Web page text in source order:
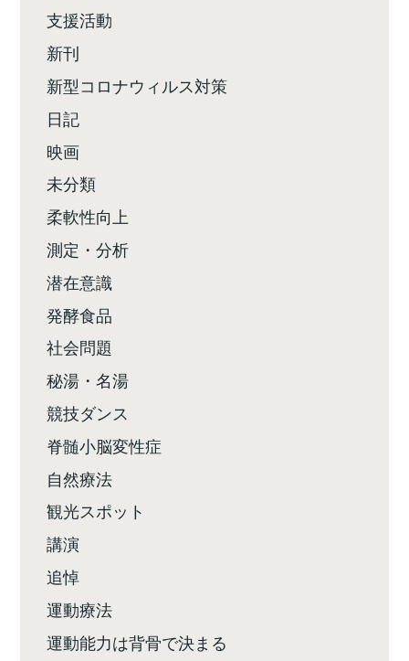
支援活動
新刊
新型コロナウィルス対策
日記
映画
未分類
柔軟性向上
測定・分析
潜在意識
発酵食品
社会問題
秘湯・名湯
競技ダンス
脊髄小脳変性症
自然療法
観光スポット
講演
追悼
運動療法
運動能力は背骨で決まる